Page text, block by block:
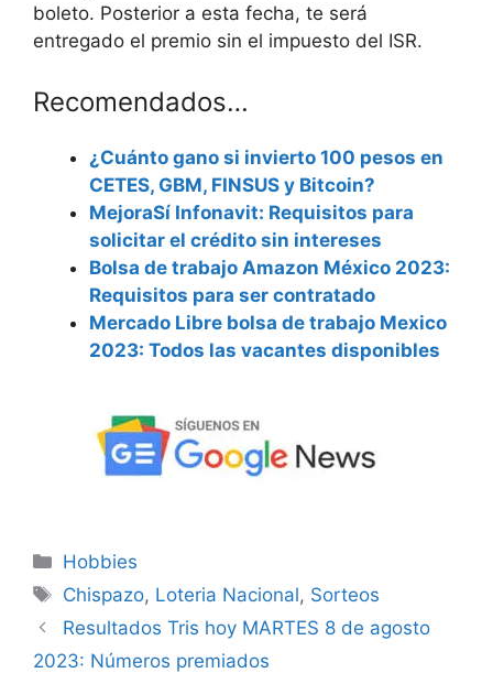
boleto. Posterior a esta fecha, te será
entregado el premio sin el impuesto del ISR.
Recomendados…
¿Cuánto gano si invierto 100 pesos en
CETES, GBM, FINSUS y Bitcoin?
MejoraSí Infonavit: Requisitos para
solicitar el crédito sin intereses
Bolsa de trabajo Amazon México 2023:
Requisitos para ser contratado
Mercado Libre bolsa de trabajo Mexico
2023: Todos las vacantes disponibles
Categorías
Hobbies
Etiquetas
Chispazo, Loteria Nacional, Sorteos
Resultados Tris hoy MARTES 8 de agosto
2023: Números premiados